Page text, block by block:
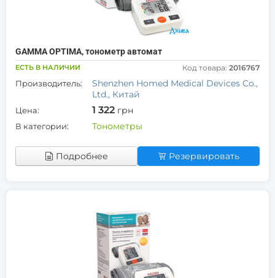
GAMMA OPTIMA, тонометр автомат
ЕСТЬ В НАЛИЧИИ Код товара: 2016767
Производитель:
Shenzhen Homed Medical Devices Co.,
Ltd., Китай
Цена: 1 322 грн
В категории: Тонометры
Подробнее Резервировать